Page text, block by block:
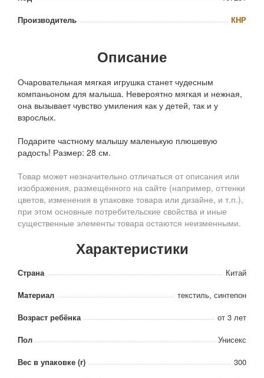
Производитель
КНР
Описание
Очаровательная мягкая игрушка станет чудесным
компаньоном для малыша. Невероятно мягкая и нежная,
она вызывает чувство умиления как у детей, так и у
взрослых.
Подарите частному малышу маленькую плюшевую
радость! Размер: 28 см.
Товар может незначительно отличаться от описания или
изображения, размещённого на сайте (например, оттенки
цветов, изменения в упаковке товара или дизайне, и т.п.),
при этом основные потребительские свойства и иные
существенные элементы товара остаются неизменными.
Характеристики
Страна
Китай
Материал
текстиль, синтепон
Возраст ребёнка
от 3 лет
Пол
Унисекс
Вес в упаковке (г)
300